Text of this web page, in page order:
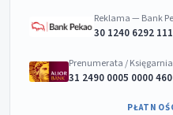
Reklama — Bank
30 1240 6292
Prenumerata /
31 2490 0005 0000